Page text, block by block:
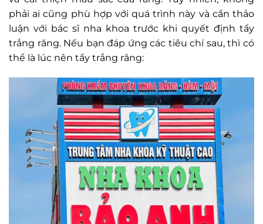
phải ai cũng phù hợp với quá trình này và cần thảo
luận với bác sĩ nha khoa trước khi quyết định tẩy
trắng răng. Nếu bạn đáp ứng các tiêu chí sau, thì có
thể là lúc nên tẩy trắng răng: